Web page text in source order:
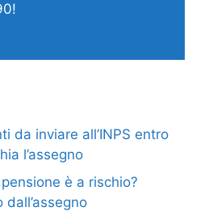
da inviare all’INPS entro
l’assegno
è a rischio?